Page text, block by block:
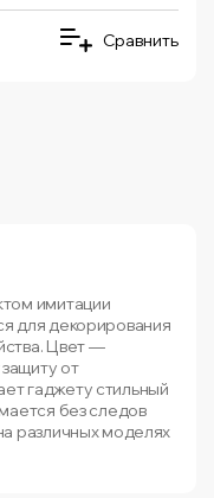
Сравнить
имитации
для декорирования
Цвет —
от
гаджету стильный
без следов
различных моделях